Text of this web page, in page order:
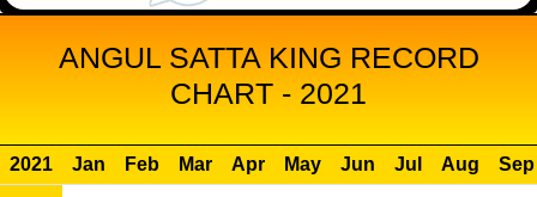
ANGUL SATTA KING RECORD
CHART - 2021
2021 Jan Feb Mar Apr May Jun Jul Aug
Sep